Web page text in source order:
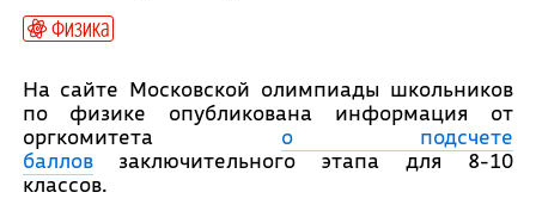
Физика
На сайте Московской олимпиады школьников
по физике опубликована информация от
оргкомитета о подсчете
балловзаключительного этапа для 8-10
классов.